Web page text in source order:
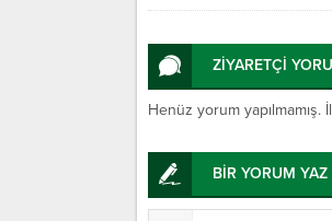
ZİYARETÇİ
Henüz yorum yapılmamış.
BİR YORUM YAZ